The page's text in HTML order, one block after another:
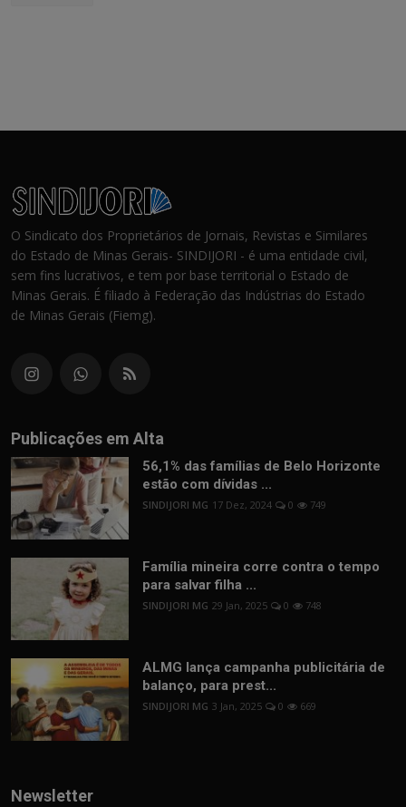
O Sindicato dos Proprietários de Jornais, Revistas e Similares
do Estado de Minas Gerais- SINDIJORI - é uma entidade civil,
sem fins lucrativos, e tem por base territorial o Estado de
Minas Gerais. É filiado à Federação das Indústrias do Estado
de Minas Gerais (Fiemg).
Publicações em Alta
56,1% das famílias de Belo Horizonte
estão com dívidas ...
SINDIJORI MG 17 Dez, 2024 0 749
Família mineira corre contra o tempo
para salvar filha ...
SINDIJORI MG 29 Jan, 2025 0 748
ALMG lança campanha publicitária de
balanço, para prest...
SINDIJORI MG 3 Jan, 2025 0 669
Newsletter